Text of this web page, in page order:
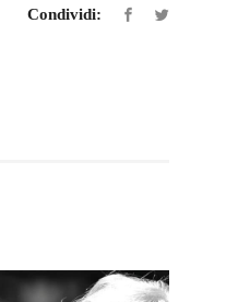
Condividi: